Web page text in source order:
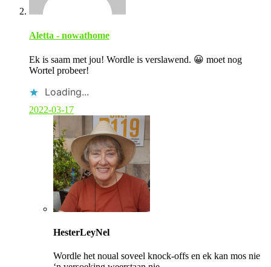
Aletta - nowathome
Ek is saam met jou! Wordle is verslawend. 😀 moet nog
Wortel probeer!
Loading...
2022-03-17
o
m
e
HesterLeyNel
Wordle het noual soveel knock-offs en ek kan mos nie